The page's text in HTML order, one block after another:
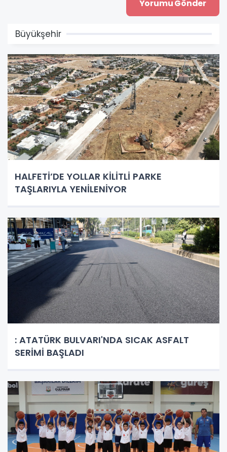
Büyükşehir
HALFETİ’DE YOLLAR KİLİTLİ PARKE
TAŞLARIYLA YENİLENİYOR
: ATATÜRK BULVARI'NDA SICAK ASFALT
SERİMİ BAŞLADI